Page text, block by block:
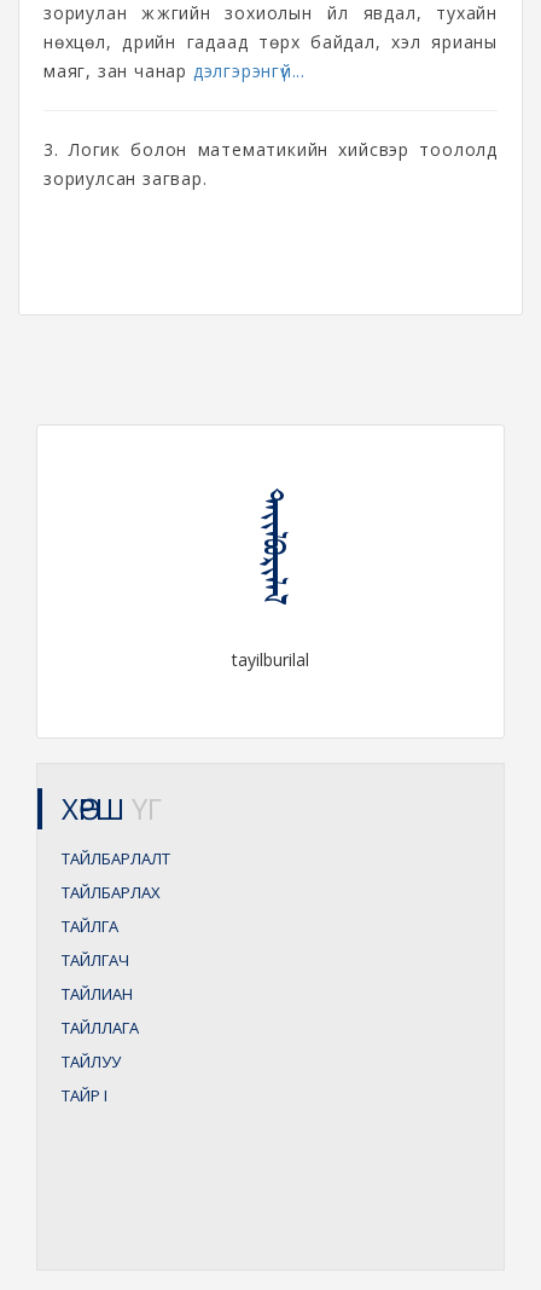
зориулан жүжгийн зохиолын үйл явдал, тухайн
нөхцөл, дүрийн гадаад төрх байдал, хэл ярианы
маяг, зан чанар дэлгэрэнгүй...
3. Логик болон математикийн хийсвэр тоололд
зориулсан загвар.
ᠲᠠᠶᠢᠯᠪᠤᠷᠢᠯᠠᠯ
tayilburilal
ХӨРШ ҮГ
ТАЙЛБАРЛАЛТ
ТАЙЛБАРЛАХ
ТАЙЛГА
ТАЙЛГАЧ
ТАЙЛИАН
ТАЙЛЛАГА
ТАЙЛУУ
ТАЙР I